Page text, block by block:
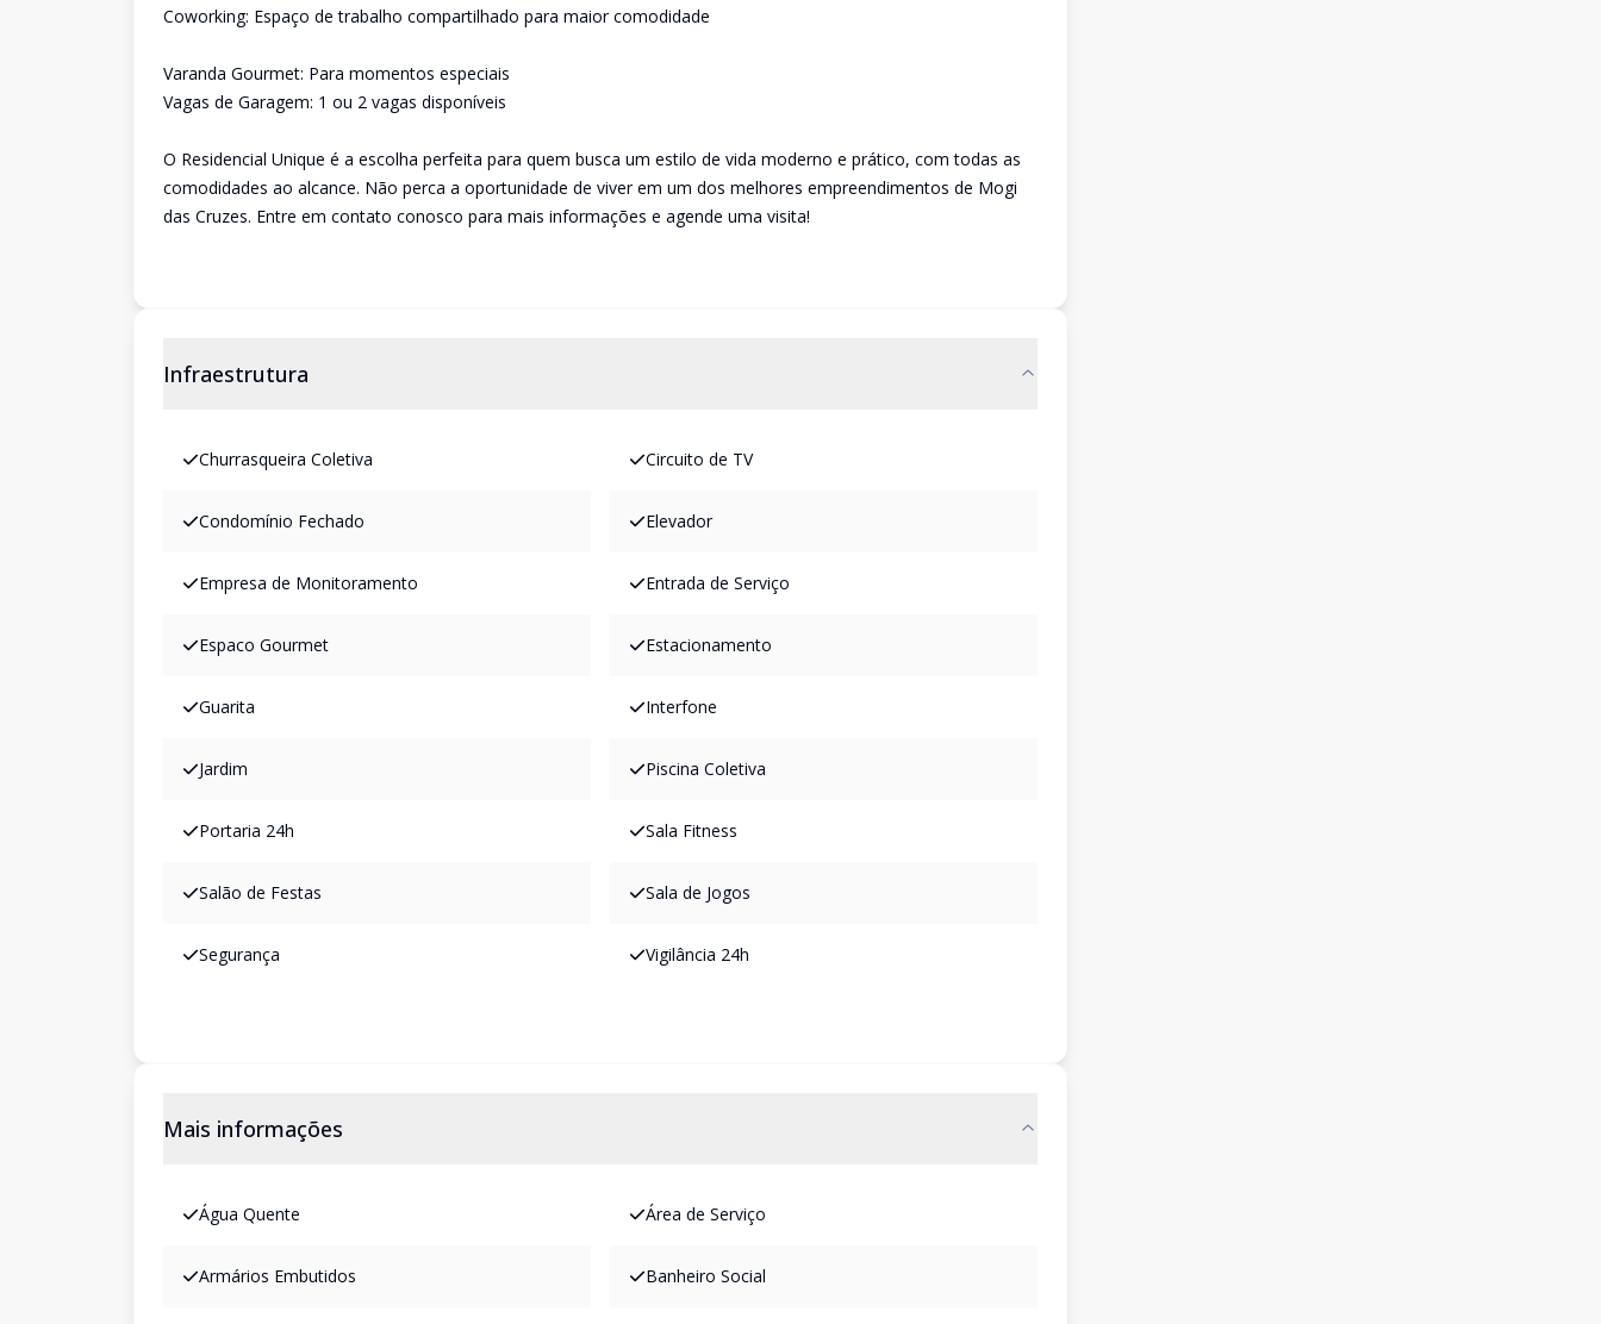
Coworking: Espaço de trabalho compartilhado para maior comodidade
Varanda Gourmet: Para momentos especiais
Vagas de Garagem: 1 ou 2 vagas disponíveis
O Residencial Unique é a escolha perfeita para quem busca um estilo de vida moderno e prático, com todas as
comodidades ao alcance. Não perca a oportunidade de viver em um dos melhores empreendimentos de Mogi
das Cruzes. Entre em contato conosco para mais informações e agende uma visita!
Infraestrutura
Churrasqueira Coletiva Circuito de TV
Condomínio Fechado Elevador
Empresa de Monitoramento Entrada de Serviço
Espaco Gourmet Estacionamento
Guarita Interfone
Jardim Piscina Coletiva
Portaria 24h Sala Fitness
Salão de Festas Sala de Jogos
Segurança Vigilância 24h
Mais informações
Água Quente Área de Serviço
Armários Embutidos Banheiro Social